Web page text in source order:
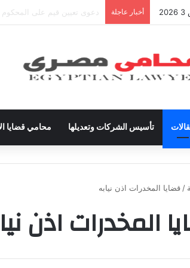
أخبار عاجلة شراء العقارات داخل
تأسيس الشركات وتعديلها محامي قضايا
/ قضايا المخدرات اذن نيابه
المخدرات اذن